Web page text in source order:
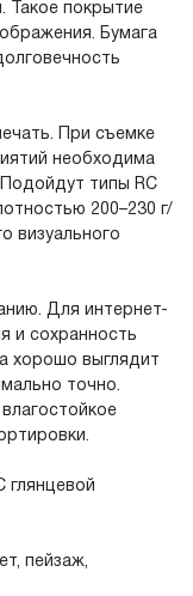
Такое покрытие
Бумага
При съемке
необходима
типы RC
200–230 г/
визуального
Для интернет-
и сохранность
хорошо выглядит
точно.
глянцевой
пейзаж,